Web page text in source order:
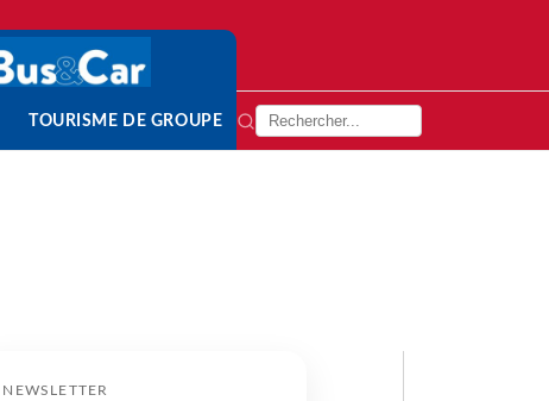
TOURISME DE GROUPE
NEWSLETTER